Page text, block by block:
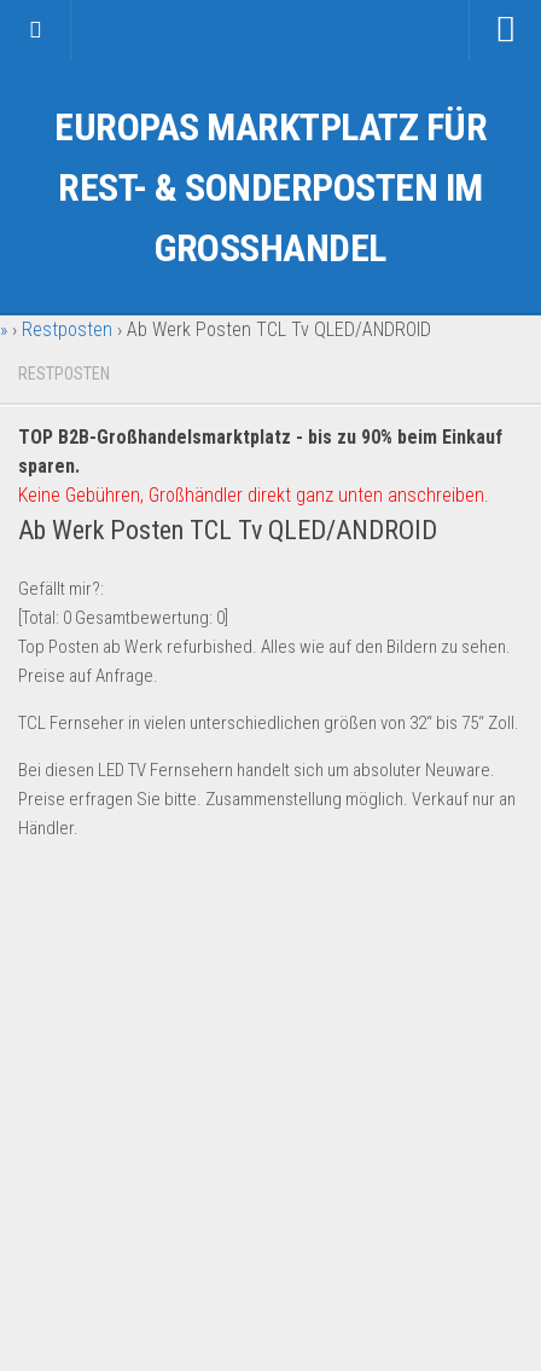
Kategorien
Auto & Motorrad
Fahrzeuge & Transport
Garten & Werkzeug
Geschäft, Büro & Schreibwaren
Geschenkartikel
Handy und Smartphone
Kosmetik & Pflege
Multimedia & Elektro
Münzen
Spielzeug & Games
Schuhe & Accessoires
Sport & Freizeit
Uhren & Schmuck
EUROPAS MARKTPLATZ FÜR
REST- & SONDERPOSTEN IM
GROSSHANDEL
» › Restposten › Ab Werk Posten TCL Tv QLED/ANDROID
RESTPOSTEN
TOP B2B-Großhandelsmarktplatz - bis zu 90% beim Einkauf
sparen.
Keine Gebühren, Großhändler direkt ganz unten anschreiben.
Ab Werk Posten TCL Tv QLED/ANDROID
Gefällt mir?:
[Total: 0 Gesamtbewertung: 0
Top Posten ab Werk refurbished. Alles wie auf den Bildern zu sehen.
Preise auf Anfrage.
TCL Fernseher in vielen unterschiedlichen größen von 32“ bis 75“ Zoll.
Bei diesen LED TV Fernsehern handelt sich um absoluter Neuware.
Preise erfragen Sie bitte. Zusammenstellung möglich. Verkauf nur an
Händler.